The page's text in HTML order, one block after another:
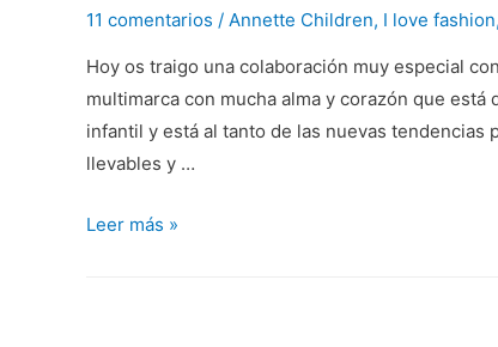
11 comentarios / Annette Children, I love fashion,
Hoy os traigo una colaboración muy especial
multimarca con mucha alma y corazón que
infantil y está al tanto de las nuevas
llevables y …
Bella
Leer más »